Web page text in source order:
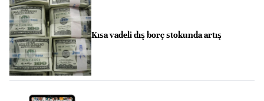
Kısa vadeli dış borç stokunda artış